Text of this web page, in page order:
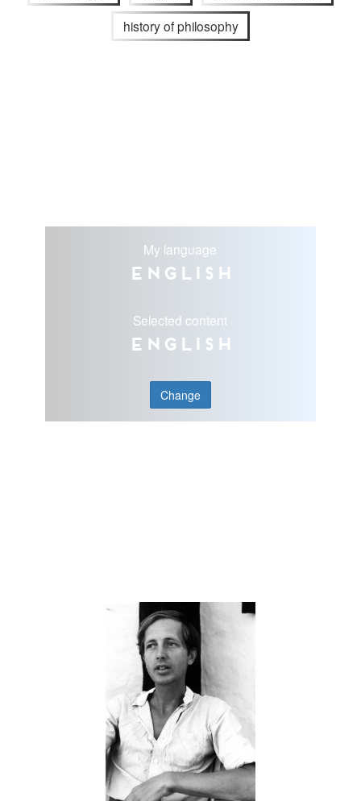
history of philosophy
My language
English
Selected content
English
Change